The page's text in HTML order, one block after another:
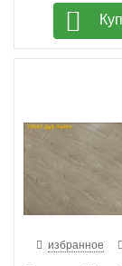
избранное